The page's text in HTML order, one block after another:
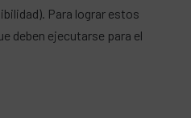
Para lograr estos
deben ejecutarse para el